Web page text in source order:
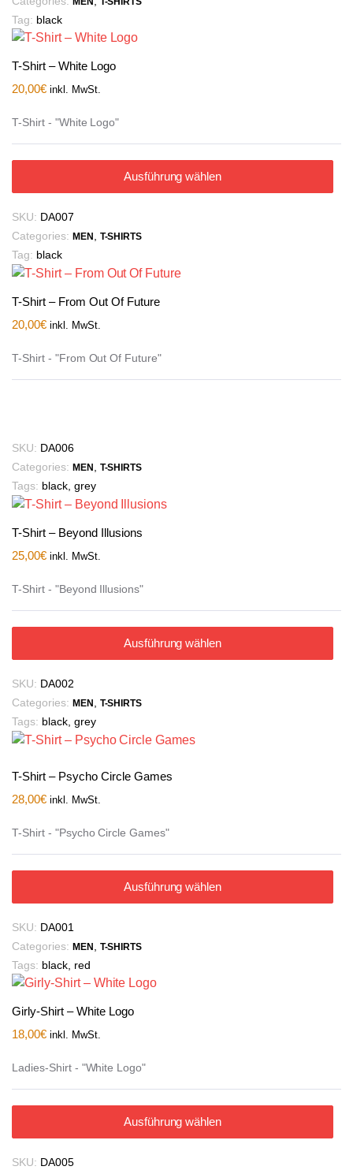
Tag: black
T-Shirt – White Logo
20,00€ inkl. MwSt.
T-Shirt - "White Logo"
Ausführung wählen
SKU: DA007
Categories: MEN , T-SHIRTS
Tag: black
T-Shirt – From Out Of Future
20,00€ inkl. MwSt.
T-Shirt - "From Out Of Future"
SKU: DA006
Categories: MEN T-SHIRTS
Tags: black, grey
T-Shirt – Beyond Illusions
25,00€ inkl. MwSt.
T-Shirt - "Beyond Illusions"
Ausführung wählen
SKU: DA002
Categories: MEN T-SHIRTS
Tags: black, grey
T-Shirt – Psycho Circle Games
28,00€ inkl. MwSt.
T-Shirt - "Psycho Circle Games"
Ausführung wählen
SKU: DA001
Categories: MEN T-SHIRTS
Tags: black, red
Girly-Shirt – White Logo
18,00€ inkl. MwSt.
Ladies-Shirt - "White Logo"
Ausführung wählen
SKU: DA005